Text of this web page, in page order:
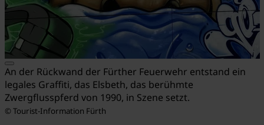
An der Rückwand der Fürther Feuerwehr entstand ein
legales Graffiti, das Elsbeth, das berühmte
Zwergflusspferd von 1990, in Szene setzt.
© Tourist-Information Fürth